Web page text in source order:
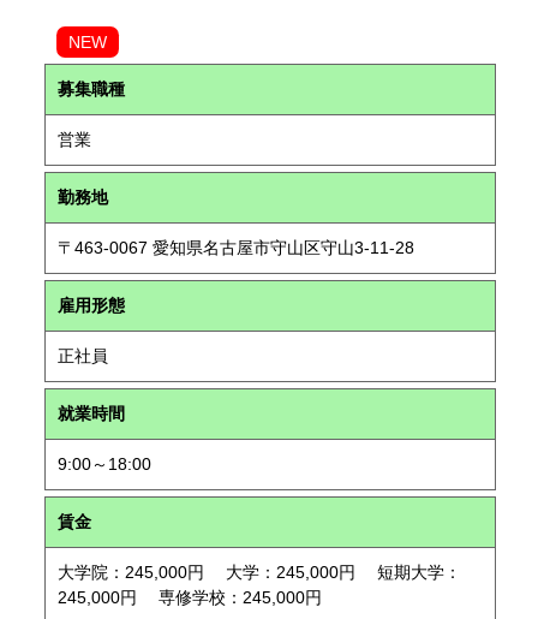
NEW
募集職種
営業
勤務地
〒463-0067 愛知県名古屋市守山区守山3-11-28
雇用形態
正社員
就業時間
9:00～18:00
賃金
大学院：245,000円 大学：245,000円 短期大学：
245,000円 専修学校：245,000円